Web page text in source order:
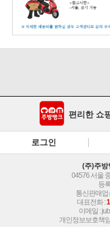
편리한 쇼
로그인
(주)주방
04576 서울
등
통신판매업
대표전화 :
이메일 :
개인정보보호책